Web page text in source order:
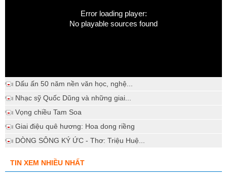
Error loading player:
No playable sources found
Dấu ấn 50 năm nền văn học, nghệ...
Nhạc sỹ Quốc Dũng và những giai...
Vọng chiều Tam Soa
Giai điệu quê hương: Hoa dong riềng
DÒNG SÔNG KÝ ỨC - Thơ: Triệu Huệ...
TIN XEM NHIỀU NHẤT